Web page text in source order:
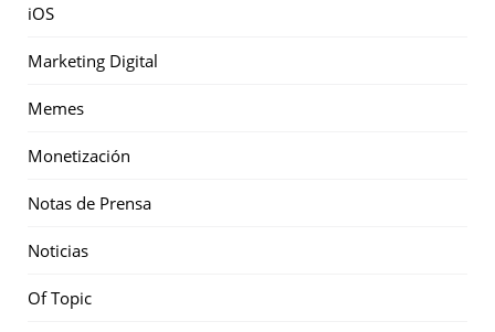
iOS
Marketing Digital
Memes
Monetización
Notas de Prensa
Noticias
Of Topic